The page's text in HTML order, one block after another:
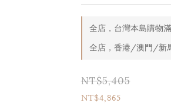
全店，台灣本島購物
全店，香港/澳門/新
NT$5,405
NT$4,865